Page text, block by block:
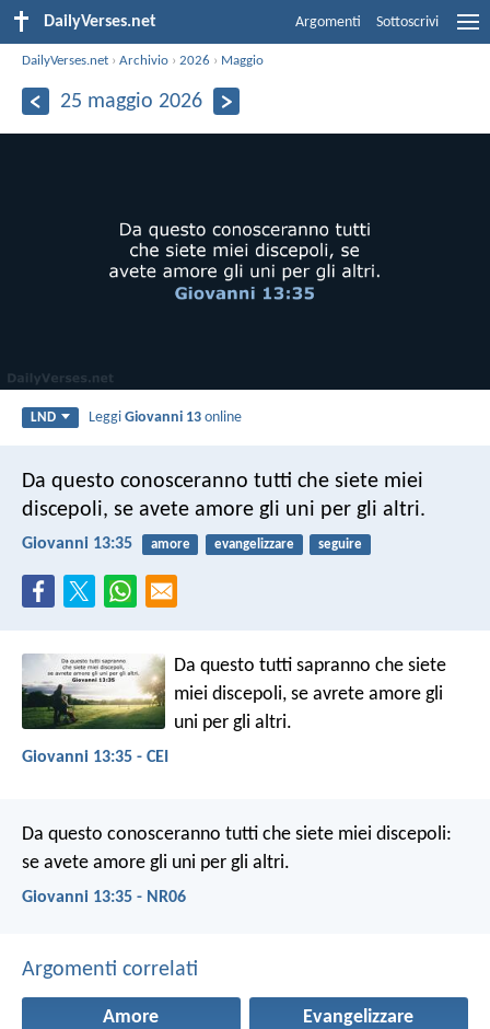
DailyVerses.net Argomenti Sottoscrivi
DailyVerses.net ›Archivio ›2026 › Maggio
25 maggio 2026
LND LeggiGiovanni 13 online
Da questo conosceranno tutti che siete miei
discepoli, se avete amore gli uni per gli altri.
Giovanni 13:35 amore evangelizzare seguire
Da questo tutti sapranno che siete
miei discepoli, se avrete amore gli
uni per gli altri.
Giovanni 13:35 - CEI
Da questo conosceranno tutti che siete miei discepoli:
se avete amore gli uni per gli altri.
Giovanni 13:35 - NR06
Argomenti correlati
Amore Evangelizzare